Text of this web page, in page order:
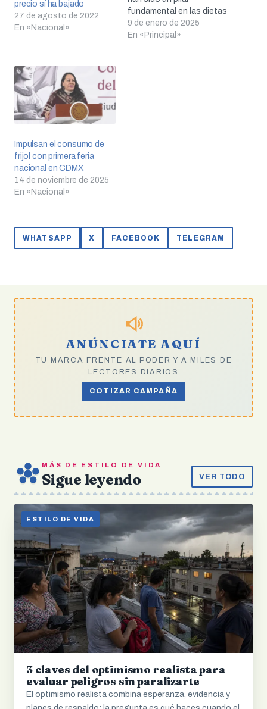
precio sí ha bajado
27 de agosto de 2022
En «Nacional»
fundamental en las dietas
tradicionales de diversas
culturas, desde América
9 de enero de 2025
En «Principal»
Impulsan el consumo de
frijol con primera feria
nacional en CDMX
14 de noviembre de 2025
En «Nacional»
WHATSAPP X FACEBOOK TELEGRAM
ANÚNCIATE AQUÍ
TU MARCA FRENTE AL PODER Y A MILES DE
LECTORES DIARIOS
COTIZAR CAMPAÑA
MÁS DE ESTILO DE VIDA
Sigue leyendo VER TODO
ESTILO DE VIDA
3 claves del optimismo realista para
evaluar peligros sin paralizarte
El optimismo realista combina esperanza, evidencia y